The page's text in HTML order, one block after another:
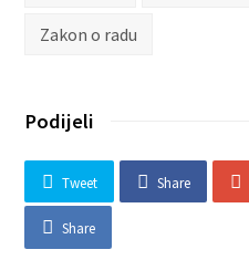
Zakon o radu
Podijeli
Tweet Share
Share